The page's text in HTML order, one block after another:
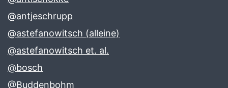
@antjeschrupp
@astefanowitsch (alleine)
@astefanowitsch et. al.
@bosch
@Buddenbohm